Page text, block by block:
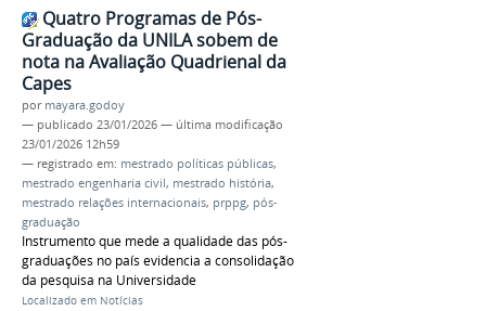
Quatro Programas de Pós-
Graduação da UNILA sobem de
nota na Avaliação Quadrienal da
Capes
por mayara.godoy
— publicado 23/01/2026 — última modificação
23/01/2026 12h59
— registrado em: mestrado políticas públicas,
mestrado engenharia civil, mestrado história,
mestrado relações internacionais, prppg, pós-
graduação
Instrumento que mede a qualidade das pós-
graduações no país evidencia a consolidação
da pesquisa na Universidade
Localizado em Notícias